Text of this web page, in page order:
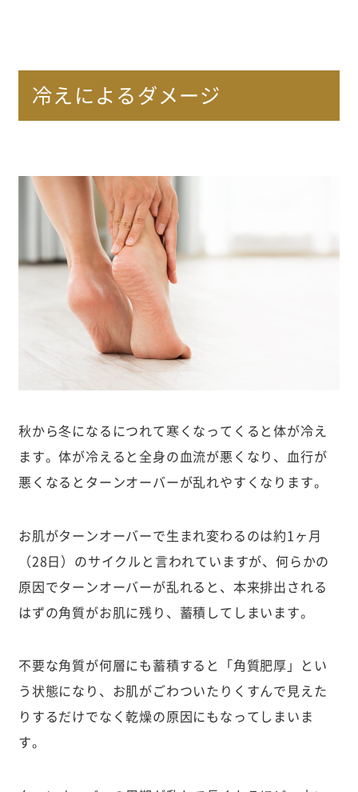
冷えによるダメージ
秋から冬になるにつれて寒くなってくると体が冷え
ます。体が冷えると全身の血流が悪くなり、血行が
悪くなるとターンオーバーが乱れやすくなります。
お肌がターンオーバーで生まれ変わるのは約1ヶ月
（28日）のサイクルと言われていますが、何らかの
原因でターンオーバーが乱れると、本来排出される
はずの角質がお肌に残り、蓄積してしまいます。
不要な角質が何層にも蓄積すると「角質肥厚」とい
う状態になり、お肌がごわついたりくすんで見えた
りするだけでなく乾燥の原因にもなってしまいま
す。